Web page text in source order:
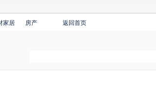
家居 房产 返回首页